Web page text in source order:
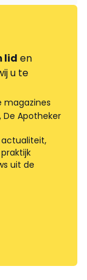
lid en
u te
magazines
Apotheker
uit de